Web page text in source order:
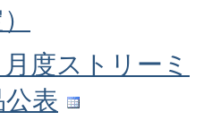
度ストリーミ
表